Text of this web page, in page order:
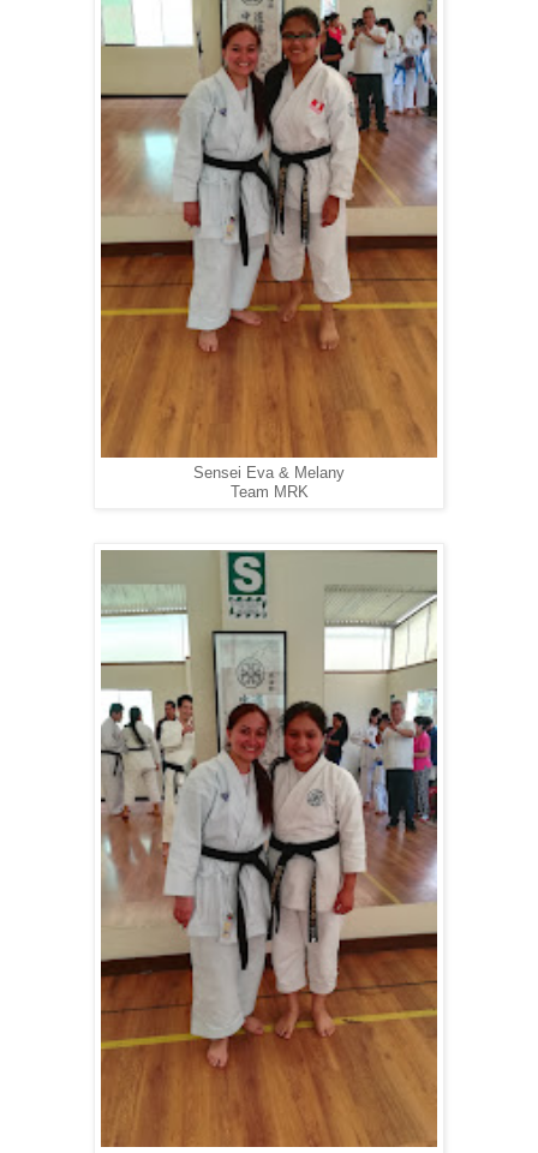
Sensei Eva & Melany
Team MRK